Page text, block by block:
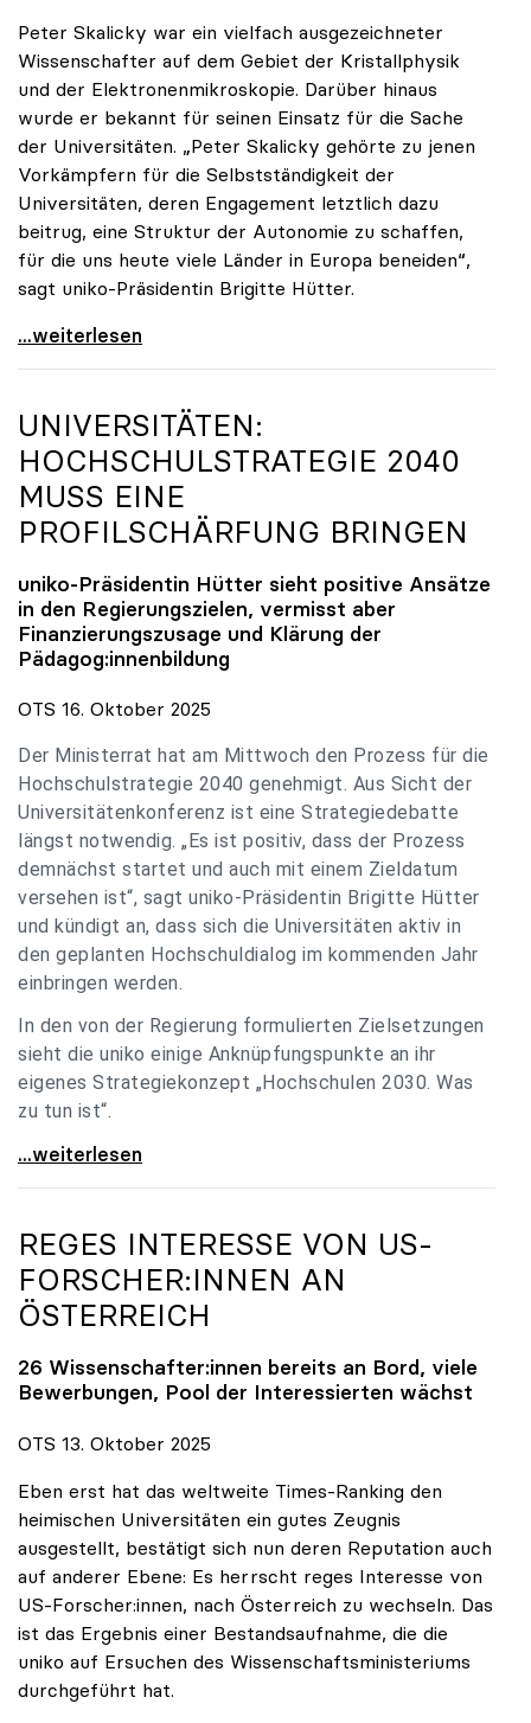
Peter Skalicky war ein vielfach ausgezeichneter
Wissenschafter auf dem Gebiet der Kristallphysik
und der Elektronenmikroskopie. Darüber hinaus
wurde er bekannt für seinen Einsatz für die Sache
der Universitäten. „Peter Skalicky gehörte zu jenen
Vorkämpfern für die Selbstständigkeit der
Universitäten, deren Engagement letztlich dazu
beitrug, eine Struktur der Autonomie zu schaffen,
für die uns heute viele Länder in Europa beneiden“,
sagt uniko-Präsidentin Brigitte Hütter.
uniko trauert um ehemaligen Präsidenten Peter
...weiterlesen
UNIVERSITÄTEN:
HOCHSCHULSTRATEGIE 2040
MUSS EINE
PROFILSCHÄRFUNG BRINGEN
uniko-Präsidentin Hütter sieht positive Ansätze
in den Regierungszielen, vermisst aber
Finanzierungszusage und Klärung der
Pädagog:innenbildung
OTS 16. Oktober 2025
Der Ministerrat hat am Mittwoch den Prozess für die
Hochschulstrategie 2040 genehmigt. Aus Sicht der
Universitätenkonferenz ist eine Strategiedebatte
längst notwendig. „Es ist positiv, dass der Prozess
demnächst startet und auch mit einem Zieldatum
versehen ist“, sagt uniko-Präsidentin Brigitte Hütter
und kündigt an, dass sich die Universitäten aktiv in
den geplanten Hochschuldialog im kommenden Jahr
einbringen werden.
In den von der Regierung formulierten Zielsetzungen
sieht die uniko einige Anknüpfungspunkte an ihr
eigenes Strategiekonzept „Hochschulen 2030. Was
zu tun ist“.
Universitäten: Hochschulstrategie 2040 muss eine
...weiterlesen
REGES INTERESSE VON US-
FORSCHER:INNEN AN
ÖSTERREICH
26 Wissenschafter:innen bereits an Bord, viele
Bewerbungen, Pool der Interessierten wächst
OTS 13. Oktober 2025
Eben erst hat das weltweite Times-Ranking den
heimischen Universitäten ein gutes Zeugnis
ausgestellt, bestätigt sich nun deren Reputation auch
auf anderer Ebene: Es herrscht reges Interesse von
US-Forscher:innen, nach Österreich zu wechseln. Das
ist das Ergebnis einer Bestandsaufnahme, die die
uniko auf Ersuchen des Wissenschaftsministeriums
durchgeführt hat.